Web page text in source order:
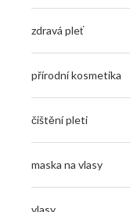
zdravá pleť
přírodní kosmetika
čištění pleti
maska na vlasy
vlasy